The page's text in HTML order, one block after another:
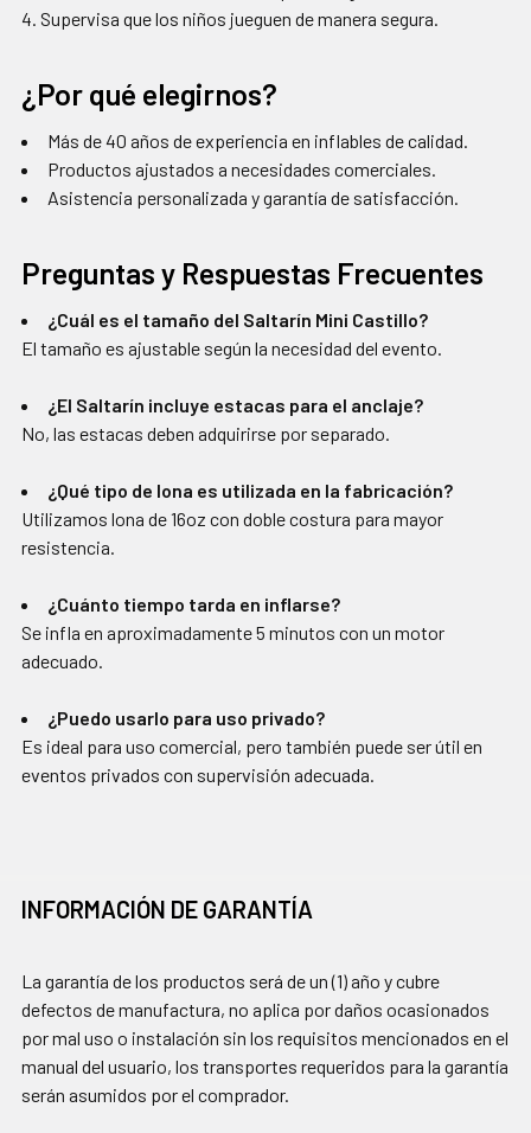
Supervisa que los niños jueguen de manera segura.
¿Por qué elegirnos?
Más de 40 años de experiencia en inflables de calidad.
Productos ajustados a necesidades comerciales.
Asistencia personalizada y garantía de satisfacción.
Preguntas y Respuestas Frecuentes
¿Cuál es el tamaño del Saltarín Mini Castillo?
El tamaño es ajustable según la necesidad del evento.
¿El Saltarín incluye estacas para el anclaje?
No, las estacas deben adquirirse por separado.
¿Qué tipo de lona es utilizada en la fabricación?
Utilizamos lona de 16oz con doble costura para mayor
resistencia.
¿Cuánto tiempo tarda en inflarse?
Se infla en aproximadamente 5 minutos con un motor
adecuado.
¿Puedo usarlo para uso privado?
Es ideal para uso comercial, pero también puede ser útil en
eventos privados con supervisión adecuada.
INFORMACIÓN DE GARANTÍA
La garantía de los productos será de un (1) año y cubre
defectos de manufactura, no aplica por daños ocasionados
por mal uso o instalación sin los requisitos mencionados en el
manual del usuario, los transportes requeridos para la garantía
serán asumidos por el comprador.